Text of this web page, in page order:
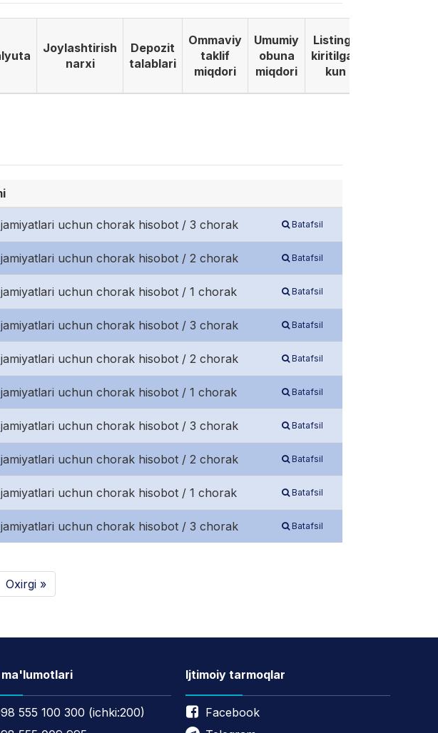
Joylashtirish
narxi
Depozit
talablari
Ommaviy
taklif
miqdori
Umumiy
obuna
miqdori
Listinga
kiritilgan
kun
uchun chorak hisobot / 3 chorak Batafsil
uchun chorak hisobot / 2 chorak Batafsil
uchun chorak hisobot / 1 chorak Batafsil
uchun chorak hisobot / 3 chorak Batafsil
uchun chorak hisobot / 2 chorak Batafsil
uchun chorak hisobot / 1 chorak Batafsil
uchun chorak hisobot / 3 chorak Batafsil
uchun chorak hisobot / 2 chorak Batafsil
uchun chorak hisobot / 1 chorak Batafsil
uchun chorak hisobot / 3 chorak Batafsil
Oxirgi »
555 100 300 (ichki:200)
Ijtimoiy tarmoqlar
Facebook